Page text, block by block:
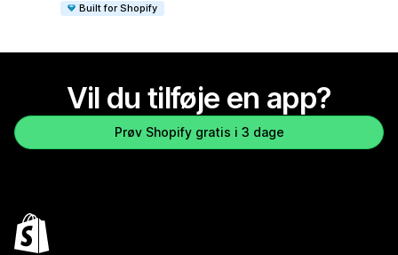
Built for Shopify
Vil du tilføje en app?
Prøv Shopify gratis i 3 dage